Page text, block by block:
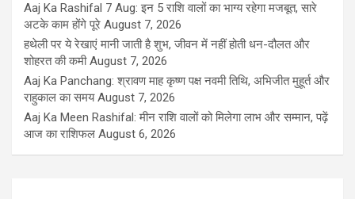
Aaj Ka Rashifal 7 Aug: इन 5 राशि वालों का भाग्य रहेगा मजबूत, सारे
अटके काम होंगे पूरे August 7, 2026
हथेली पर ये रेखाएं मानी जाती है शुभ, जीवन में नहीं होती धन-दौलत और
शोहरत की कमी August 7, 2026
Aaj Ka Panchang: श्रावण माह कृष्ण पक्ष नवमी तिथि, अभिजीत मुहूर्त और
राहुकाल का समय August 7, 2026
Aaj Ka Meen Rashifal: मीन राशि वालों को मिलेगा लाभ और सम्मान, पढ़ें
आज का राशिफल August 6, 2026